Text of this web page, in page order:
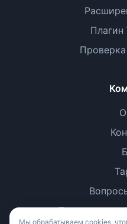
Плагин
Политика
Мы обрабатываем cookies,